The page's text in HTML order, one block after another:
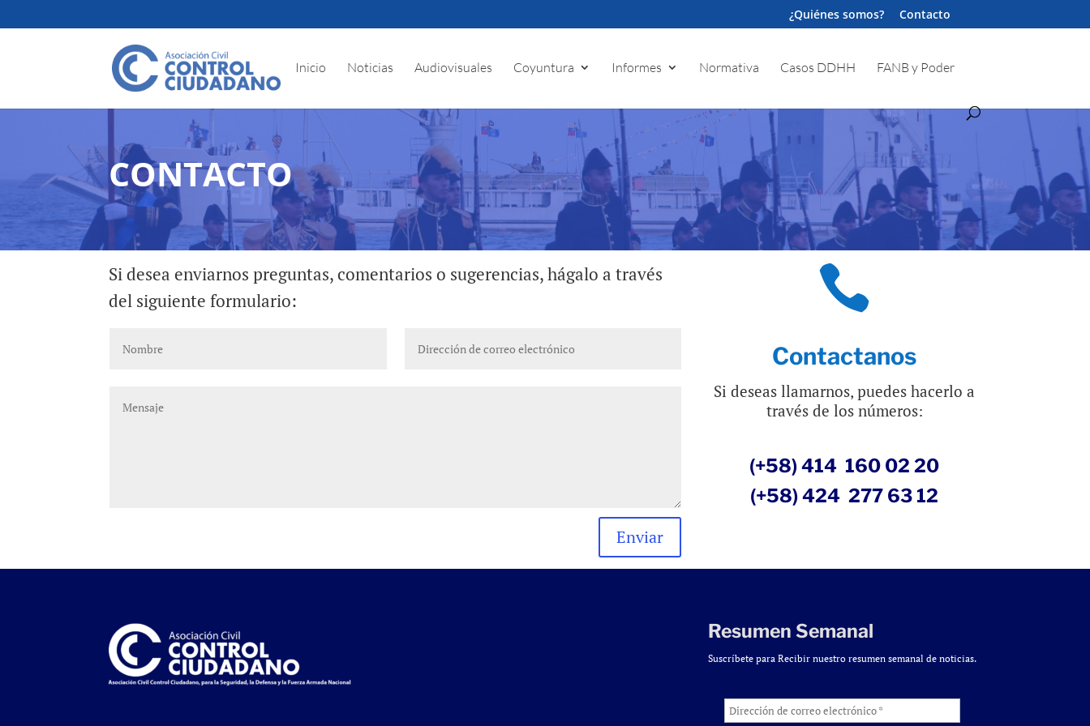
¿Quiénes somos? Contacto
Inicio Noticias Audiovisuales Coyuntura Informes Normativa Casos DDHH FANB y Poder
CONTACTO
Si desea enviarnos preguntas, comentarios o sugerencias, hágalo a través
del siguiente formulario:
Enviar

Contactanos
Si deseas llamarnos, puedes hacerlo a
través de los números:
(+58) 414 160 02 20
(+58) 424 277 63 12
Resumen Semanal
Suscríbete para Recibir nuestro resumen semanal de noticias.